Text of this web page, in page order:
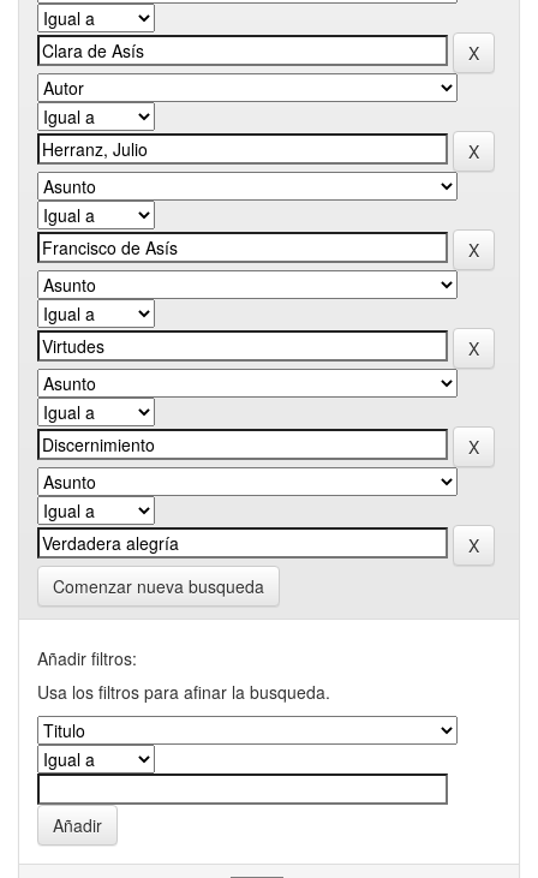
Comenzar nueva busqueda
Añadir filtros:
Usa los filtros para afinar la busqueda.